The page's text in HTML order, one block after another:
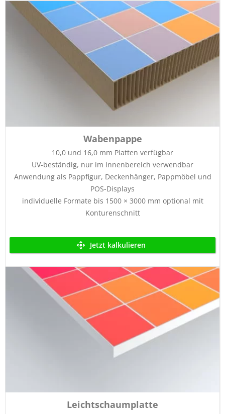
Wabenpappe
10,0 und 16,0 mm Platten verfügbar
UV-beständig, nur im Innenbereich verwendbar
Anwendung als Pappfigur, Deckenhänger, Pappmöbel und
POS-Displays
individuelle Formate bis 1500 × 3000 mm optional mit
Konturenschnitt
Jetzt kalkulieren
Leichtschaumplatte